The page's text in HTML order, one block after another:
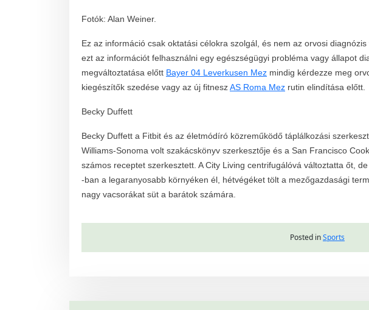
Fotók: Alan Weiner.
Ez az információ csak oktatási célokra szolgál, és nem az orvosi
ezt az információt felhasználni egy egészségügyi probléma vagy állapot
megváltoztatása előtt Bayer 04 Leverkusen Mez mindig kérdezze meg
kiegészítők szedése vagy az új fitneszAS Roma Mez rutin elindítása előtt.
Becky Duffett
Becky Duffett a Fitbit és az életmódíró közreműködő táplálkozási
Williams-Sonoma volt szakácskönyv szerkesztője és a San Francisco
számos receptet szerkesztett. A City Living centrifugálóvá változtatta őt,
-ban a legaranyosabb környéken él, hétvégéket tölt a mezőgazdasági
nagy vacsorákat süt a barátok számára.
Posted inSports